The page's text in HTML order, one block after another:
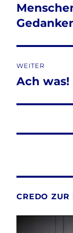
Vorheriger
Beitrag:
WEITER
Nächster
Ach was!
CREDO ZUR